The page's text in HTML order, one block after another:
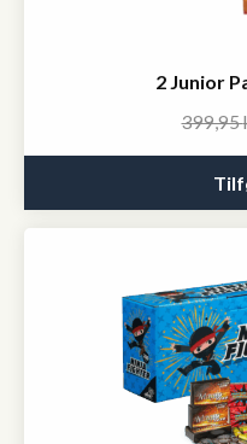
2 Junior
399,95